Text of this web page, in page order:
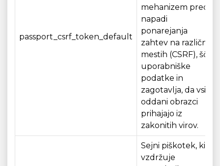
passport_csrf_token_default
mehanizem pred
napadi
ponarejanja
zahtev na različnih
mestih (CSRF), ščiti
uporabniške
podatke in
zagotavlja, da vsi
oddani obrazci
prihajajo iz
zakonitih virov.
Sejni piškotek, ki
vzdržuje